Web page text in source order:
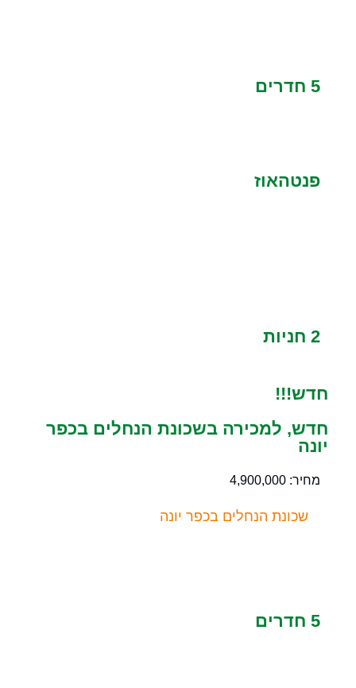
5 חדרים
פנטהאוז
2 חניות
חדש!!!
חדש, למכירה בשכונת הנחלים בכפר
יונה
מחיר: 4,900,000
שכונת הנחלים בכפר יונה
5 חדרים